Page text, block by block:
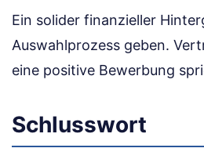
Ein solider finanzieller
Auswahlprozess geben.
eine positive Bewerbung
Schlusswort